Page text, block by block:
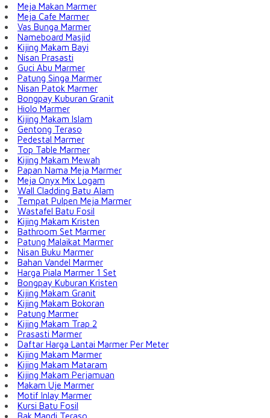
Meja Makan Marmer
Meja Cafe Marmer
Vas Bunga Marmer
Nameboard Masjid
Kijing Makam Bayi
Nisan Prasasti
Guci Abu Marmer
Patung Singa Marmer
Nisan Patok Marmer
Bongpay Kuburan Granit
Hiolo Marmer
Kijing Makam Islam
Gentong Teraso
Pedestal Marmer
Top Table Marmer
Kijing Makam Mewah
Papan Nama Meja Marmer
Meja Onyx Mix Logam
Wall Cladding Batu Alam
Tempat Pulpen Meja Marmer
Wastafel Batu Fosil
Kijing Makam Kristen
Bathroom Set Marmer
Patung Malaikat Marmer
Nisan Buku Marmer
Bahan Vandel Marmer
Harga Piala Marmer 1 Set
Bongpay Kuburan Kristen
Kijing Makam Granit
Kijing Makam Bokoran
Patung Marmer
Kijing Makam Trap 2
Prasasti Marmer
Daftar Harga Lantai Marmer Per Meter
Kijing Makam Marmer
Kijing Makam Mataram
Kijing Makam Perjamuan
Makam Uje Marmer
Motif Inlay Marmer
Kursi Batu Fosil
Bak Mandi Teraso